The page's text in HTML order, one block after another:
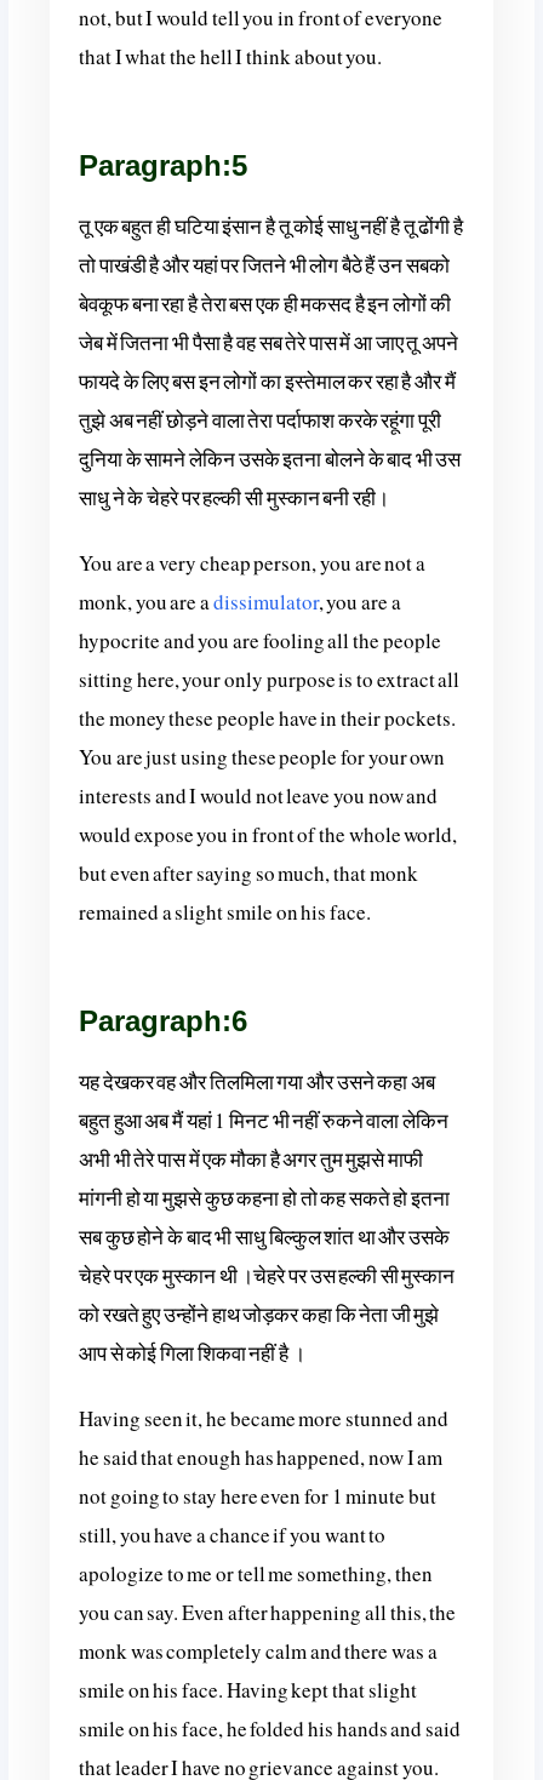
not, but I would tell you in front of everyone
that I what the hell I think about you.
Paragraph:5
तू एक बहुत ही घटिया इंसान है तू कोई साधु नहीं है तू ढोंगी है
तो पाखंडी है और यहां पर जितने भी लोग बैठे हैं उन सबको
बेवकूफ बना रहा है तेरा बस एक ही मकसद है इन लोगों की
जेब में जितना भी पैसा है वह सब तेरे पास में आ जाए तू अपने
फायदे के लिए बस इन लोगों का इस्तेमाल कर रहा है और मैं
तुझे अब नहीं छोड़ने वाला तेरा पर्दाफाश करके रहूंगा पूरी
दुनिया के सामने लेकिन उसके इतना बोलने के बाद भी उस
साधु ने के चेहरे पर हल्की सी मुस्कान बनी रही।
You are a very cheap person, you are not a
monk, you are adissimulator, you are a
hypocrite and you are fooling all the people
sitting here, your only purpose is to extract all
the money these people have in their pockets.
You are just using these people for your own
interests and I would not leave you now and
would expose you in front of the whole world,
but even after saying so much, that monk
remained a slight smile on his face.
Paragraph:6
यह देखकर वह और तिलमिला गया और उसने कहा अब
बहुत हुआ अब मैं यहां 1 मिनट भी नहीं रुकने वाला लेकिन
अभी भी तेरे पास में एक मौका है अगर तुम मुझसे माफी
मांगनी हो या मुझसे कुछ कहना हो तो कह सकते हो इतना
सब कुछ होने के बाद भी साधु बिल्कुल शांत था और उसके
चेहरे पर एक मुस्कान थी ।चेहरे पर उस हल्की सी मुस्कान
को रखते हुए उन्होंने हाथ जोड़कर कहा कि नेता जी मुझे
आप से कोई गिला शिकवा नहीं है ।
Having seen it, he became more stunned and
he said that enough has happened, now I am
not going to stay here even for 1 minute but
still, you have a chance if you want to
apologize to me or tell me something, then
you can say. Even after happening all this, the
monk was completely calm and there was a
smile on his face. Having kept that slight
smile on his face, he folded his hands and said
that leader I have no grievance against you.